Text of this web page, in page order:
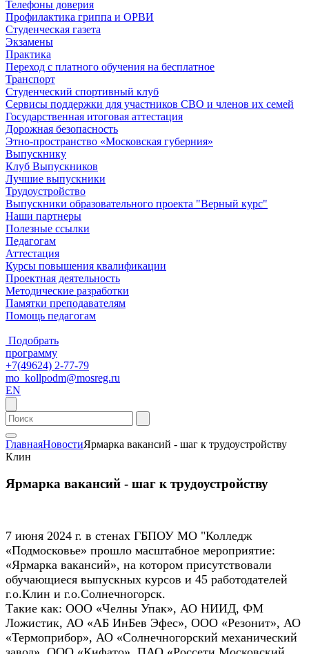
Телефоны доверия
Профилактика гриппа и ОРВИ
Cтуденческая газета
Экзамены
Практика
Переход с платного обучения на бесплатное
Транспорт
Студенческий спортивный клуб
Сервисы поддержки для участников СВО и членов их семей
Государственная итоговая аттестация
Дорожная безопасность
Этно-пространство «Московская губерния»
Выпускнику
Клуб Выпускников
Лучшие выпускники
Трудоустройство
Выпускники образовательного проекта "Верный курс"
Наши партнеры
Полезные ссылки
Педагогам
Аттестация
Курсы повышения квалификации
Проектная деятельность
Методические разработки
Памятки преподавателям
Помощь педагогам
Подобрать
программу
+7(49624) 2-77-79
mo_kollpodm@mosreg.ru
EN
ГлавнаяНовостиЯрмарка вакансий - шаг к трудоустройству
Клин
Ярмарка вакансий - шаг к трудоустройству
7 июня 2024 г. в стенах ГБПОУ МО "Колледж
«Подмосковье» прошло масштабное мероприятие:
«Ярмарка вакансий», на котором присутствовали
обучающиеся выпускных курсов и 45 работодателей
г.о.Клин и г.о.Солнечногорск.
Такие как: ООО «Челны Упак», АО НИИД, ФМ
Ложистик, АО «АБ ИнБев Эфес», ООО «Резонит», АО
«Термоприбор», АО «Солнечногорский механический